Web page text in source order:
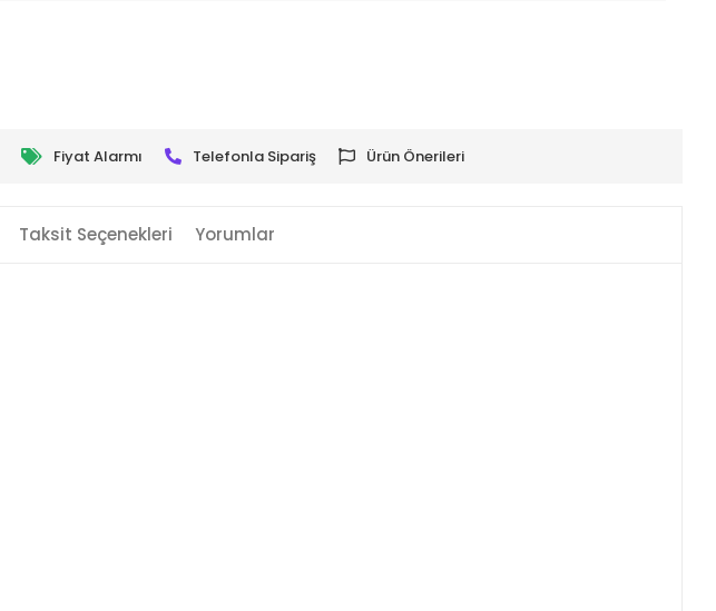
Fiyat Alarmı Telefonla Sipariş Ürün Önerileri
Taksit Seçenekleri Yorumlar